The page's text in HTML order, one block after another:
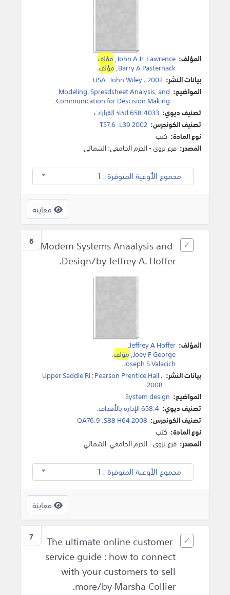
المؤلف: John A Jr. Lawrence
,مؤلف.
Barry A Pasternack
,مؤلف.
بيانات النشر:
USA:John Wiley،2002
.
المواضيع: Modeling, Spresdsheet Analysis, and
Communication for Descision Making
.
تصنيف ديوي: 658.4033 اتخاذ القرارات .
تصنيف الكونجرس: T57.6 .L39 2002
نوع المادة: كتب
المصدر: فرع نزوى - الحرم الجامعي: الشمالي
مجموع الأوعية المتوفرة : 1
معاينة
6 Modern Systems Anaalysis and
Design/by Jeffrey A. Hoffer.
المؤلف: Jeffrey A Hoffer
.
Joey F George
,مؤلف.
Joseph S Valacich
.
بيانات النشر:
Upper Saddle Ri:Pearson Prentice Hall،
2008
.
المواضيع: System design
.
تصنيف ديوي: 658.4 الإدارة بالأهداف.
تصنيف الكونجرس: QA76.9 .S88 H64 2008
نوع المادة: كتب
المصدر: فرع نزوى - الحرم الجامعي: الشمالي
مجموع الأوعية المتوفرة : 1
معاينة
7
The ultimate online customer
service guide : how to connect
with your customers to sell
more/by Marsha Collier.